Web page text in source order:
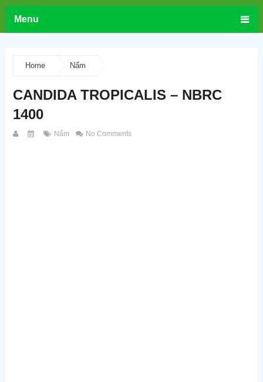
Menu
Home Nấm
CANDIDA TROPICALIS – NBRC
1400
Nấm No Comments